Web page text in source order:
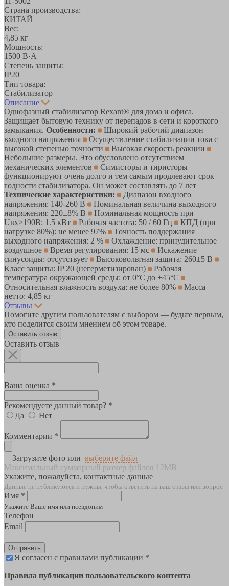
Страна производства:
КИТАЙ
Вес:
4,85 кг
Мощность:
1500 В·А
Степень защиты:
IP20
Тип товара:
Стабилизатор
Описание
Однофазный стабилизатор Rexant® для дома и офиса.
Защищает бытовую технику от перепадов в сети и короткого
замыкания. Особенности:
Широкий рабочий диапазон
входного напряжения
Осуществление стабилизации тока с
высокой степенью точности
Высокая скорость реакции
Небольшие размеры. Это обусловлено отсутствием
механических элементов
Симисторы и тиристоры
функционируют очень долго и тем самым продлевают срок
годности стабилизатора. Он может составлять до 7 лет
Технические характеристики:
Диапазон входного
напряжения: 140-260 В
Номинальная величина выходного
напряжения: 220±8% В
Номинальная мощность при
Uвх≥190В: 1.5 кВт
Рабочая частота: 50 / 60 Гц
КПД (при
нагрузке 80%): не менее 97%
Точность поддержания
выходного напряжения: 2 %
Охлаждение: принудительное
воздушное
Время регулирования: 15 мс
Искажение
синусоиды: отсутствует
Высоковольтная защита: 260±5 В
Класс защиты: IP 20 (негерметизирован)
Рабочая
температура окружающей среды: от 0°C до +45°С
Относительная влажность воздуха: не более 80%
Масса
нетто: 4,85 кг
Отзывы
Помогите другим пользователям с выбором — будьте первым,
кто поделится своим мнением об этом товаре.
Оставить отзыв
Оставить отзыв
Ваша оценка *
Рекомендуете данный товар? *
Да
Нет
Комментарии *
Загрузите фото или выберите файл
Максимальный суммарный размер файлов 12MB
Укажите, пожалуйста, контактные данные
Данные не публикуются и нужны, чтобы ответить на ваш отзыв или вопрос
Имя *
Укажите Ваше имя или псевдоним
Телефон
Email
Отправить
Я согласен с правилами публикации *
Правила публикации пользовательского контента